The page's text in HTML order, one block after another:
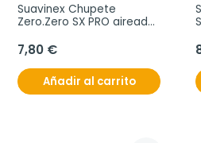
Suavinex Chupete
Zero.Zero SX PRO aireado
7,80 €
Añadir al carrito